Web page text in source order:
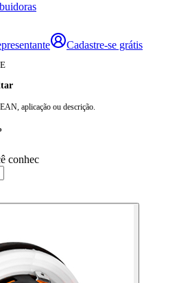
Cadastre-se grátis
aplicação ou descrição.